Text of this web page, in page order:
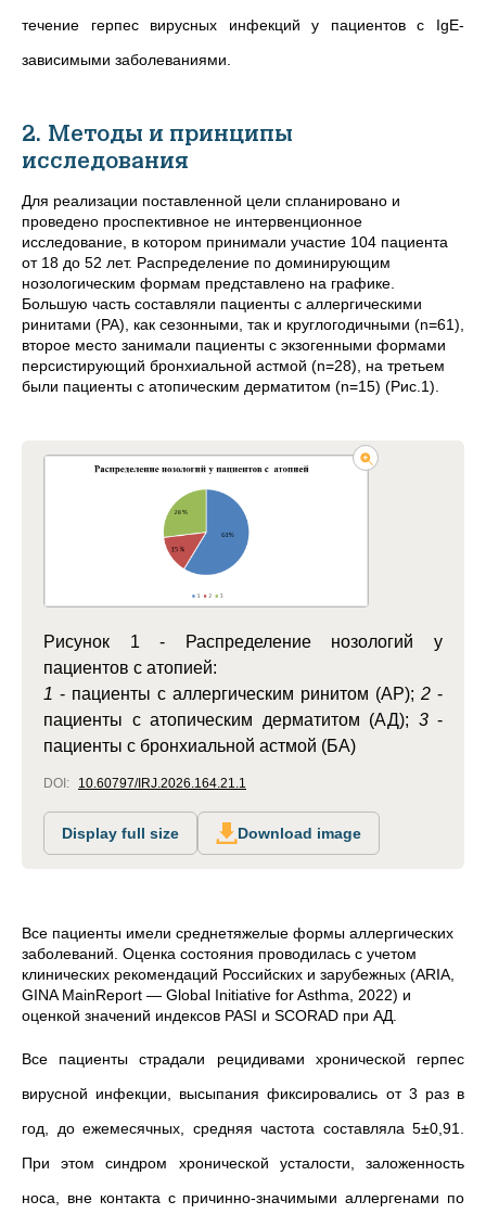
течение герпес вирусных инфекций у пациентов с IgE-
зависимыми заболеваниями.
2. Методы и принципы
исследования
Для реализации поставленной цели спланировано и
проведено проспективное не интервенционное
исследование, в котором принимали участие 104 пациента
от 18 до 52 лет. Распределение по доминирующим
нозологическим формам представлено на графике.
Большую часть составляли пациенты с аллергическими
ринитами (РА), как сезонными, так и круглогодичными (n=61),
второе место занимали пациенты с экзогенными формами
персистирующий бронхиальной астмой (n=28), на третьем
были пациенты с атопическим дерматитом (n=15) (Рис.1).
Рисунок 1 - Распределение нозологий у
пациентов с атопией:
1 - пациенты с аллергическим ринитом (АР); 2 -
пациенты с атопическим дерматитом (АД); 3-
пациенты с бронхиальной астмой (БА)
DOI: 10.60797/IRJ.2026.164.21.1
Display full size Download image
Все пациенты имели среднетяжелые формы аллергических
заболеваний. Оценка состояния проводилась с учетом
клинических рекомендаций Российских и зарубежных (ARIA,
GINA MainReport — Global Initiative for Asthma, 2022) и
оценкой значений индексов PASI и SCORAD при АД.
Все пациенты страдали рецидивами хронической герпес
вирусной инфекции, высыпания фиксировались от 3 раз в
год, до ежемесячных, средняя частота составляла 5±0,91.
При этом синдром хронической усталости, заложенность
носа, вне контакта с причинно-значимыми аллергенами по